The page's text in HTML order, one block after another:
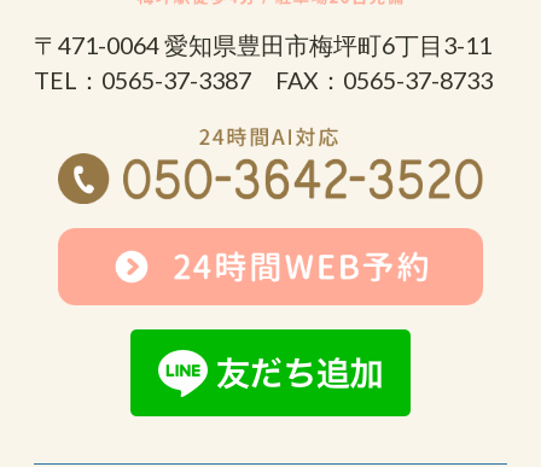
〒471-0064 愛知県豊田市梅坪町6丁目3-11
TEL：0565-37-3387 FAX：0565-37-8733